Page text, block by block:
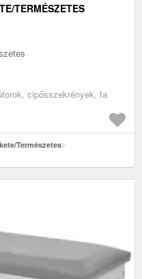
TERMÉSZETES
cipősszekrények, fa
Természetes